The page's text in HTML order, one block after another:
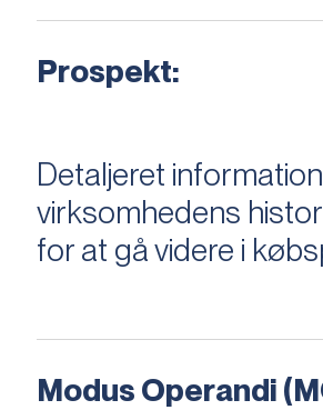
Prospekt:
Detaljeret
virksomhedens
for at gå videre i
Modus Operandi